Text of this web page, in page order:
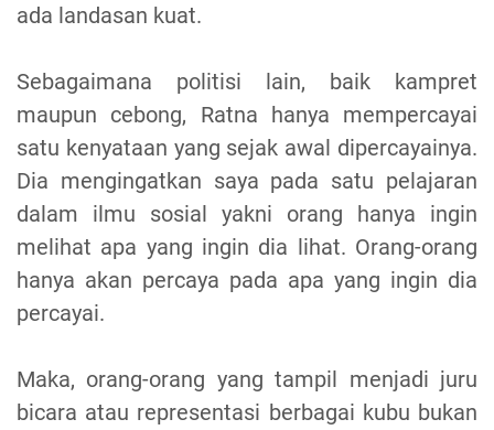
ada landasan kuat.
Sebagaimana politisi lain, baik kampret
maupun cebong, Ratna hanya mempercayai
satu kenyataan yang sejak awal dipercayainya.
Dia mengingatkan saya pada satu pelajaran
dalam ilmu sosial yakni orang hanya ingin
melihat apa yang ingin dia lihat. Orang-orang
hanya akan percaya pada apa yang ingin dia
percayai.
Maka, orang-orang yang tampil menjadi juru
bicara atau representasi berbagai kubu bukan